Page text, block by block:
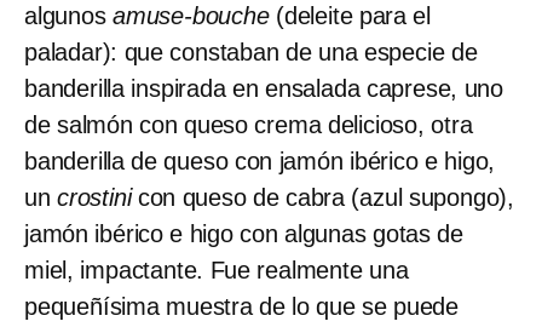
algunos amuse-bouche(deleite para el
paladar): que constaban de una especie de
banderilla inspirada en ensalada caprese, uno
de salmón con queso crema delicioso, otra
banderilla de queso con jamón ibérico e higo,
un crostinicon queso de cabra (azul supongo),
jamón ibérico e higo con algunas gotas de
miel, impactante. Fue realmente una
pequeñísima muestra de lo que se puede